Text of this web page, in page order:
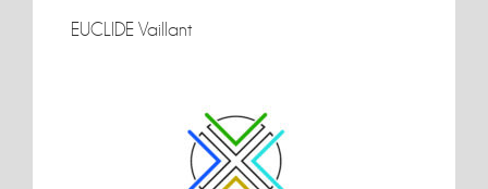
EUCLIDE Vaillant
EUCLIDE Vaillant